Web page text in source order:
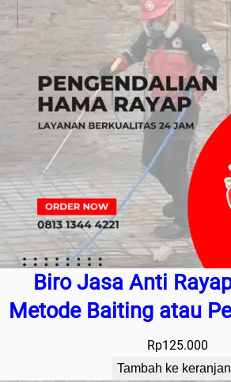
Biro Jasa Anti
Metode Baiting atau
Rp125.000
Tambah ke